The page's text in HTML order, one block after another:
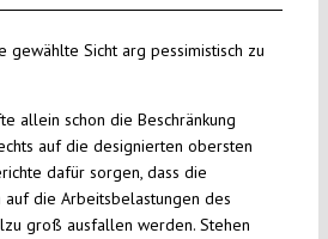
gewählte Sicht arg pessimistisch zu
allein schon die Beschränkung
auf die designierten obersten
dafür sorgen, dass die
auf die Arbeitsbelastungen des
groß ausfallen werden. Stehen